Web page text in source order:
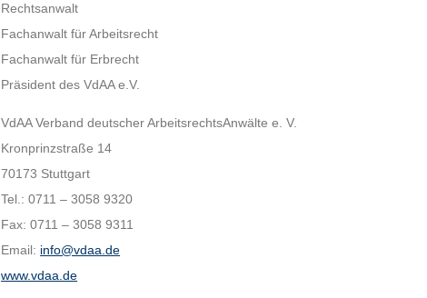
Rechtsanwalt
Fachanwalt für Arbeitsrecht
Fachanwalt für Erbrecht
Präsident des VdAA e.V.
VdAA Verband deutscher ArbeitsrechtsAnwälte e. V.
Kronprinzstraße 14
70173 Stuttgart
Tel.: 0711 – 3058 9320
Fax: 0711 – 3058 9311
Email: info@vdaa.de
www.vdaa.de